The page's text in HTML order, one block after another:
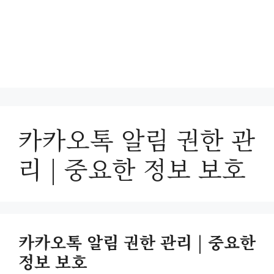
카카오톡 알림 권한 관
리 | 중요한 정보 보호
카카오톡 알림 권한 관리 | 중요한
정보 보호